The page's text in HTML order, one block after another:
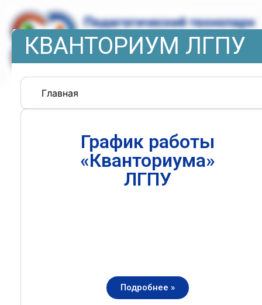
КВАНТОРИУМ ЛГПУ
Главная
График работы
«Кванториума»
ЛГПУ
Подробнее »